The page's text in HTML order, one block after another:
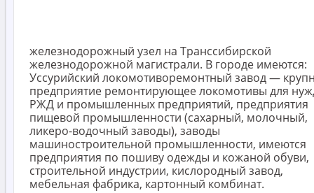
железнодорожный узел на Транссибирской
железнодорожной магистрали. В городе имеются:
Уссурийский локомотиворемонтный завод —
предприятие ремонтирующее локомотивы для
РЖД и промышленных предприятий, предприятия
пищевой промышленности (сахарный, молочный,
ликеро-водочный заводы), заводы
машиностроительной промышленности, имеются
предприятия по пошиву одежды и кожаной обуви,
строительной индустрии, кислородный завод,
мебельная фабрика, картонный комбинат.